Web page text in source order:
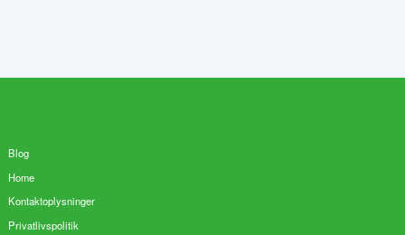
Blog
Home
Kontaktoplysninger
Privatlivspolitik